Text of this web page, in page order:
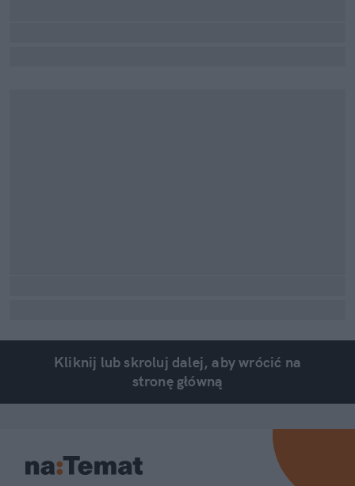
Kliknij lub skroluj dalej, aby wrócić na
stronę główną